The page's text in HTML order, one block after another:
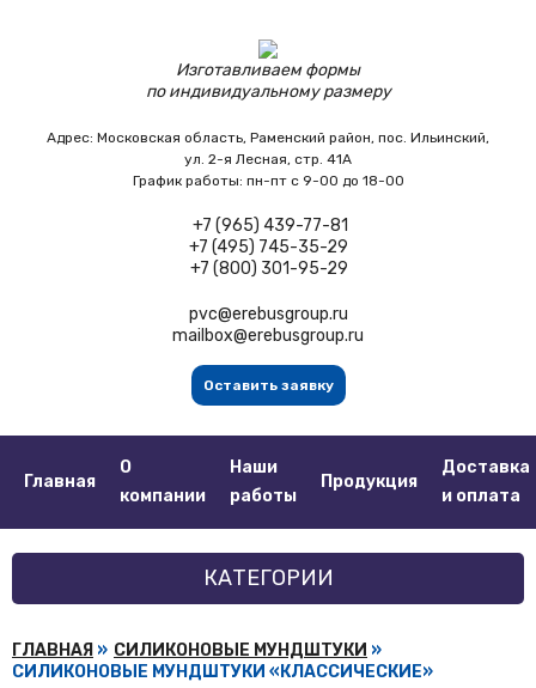
Изготавливаем формы
по индивидуальному размеру
Адрес: Московская область, Раменский район, пос. Ильинский,
ул. 2-я Лесная, стр. 41А
График работы: пн-пт с 9-00 до 18-00
+7 (965) 439-77-81
+7 (495) 745-35-29
+7 (800) 301-95-29
pvc@erebusgroup.ru
mailbox@erebusgroup.ru
Оставить заявку
Главная
О
компании
Наши
работы
Продукция
Доставка
и оплата
КАТЕГОРИИ
ГЛАВНАЯ » СИЛИКОНОВЫЕ МУНДШТУКИ »
СИЛИКОНОВЫЕ МУНДШТУКИ «КЛАССИЧЕСКИЕ»